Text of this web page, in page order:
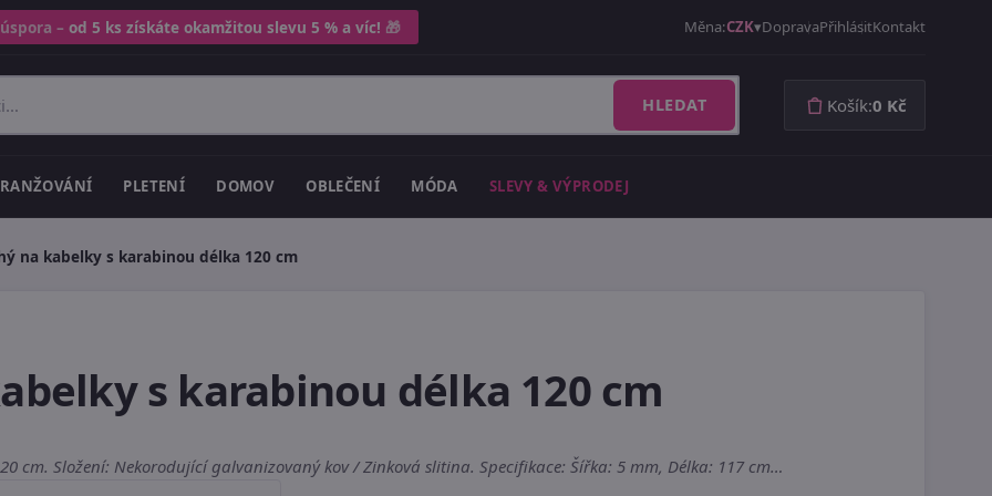
– od 5 ks získáte okamžitou slevu 5 % a víc! 🎁 Měna:CZK DopravaPřihlásitKontakt
HLEDAT Košík:0 Kč
PLETENÍ DOMOV OBLEČENÍ MÓDA SLEVY & VÝPRODEJ
na kabelky s karabinou délka 120 cm
s karabinou délka 120 cm
cm. Složení: Nekorodující galvanizovaný kov / Zinková slitina. Specifikace: Šířka: 5 mm, Délka: 117 cm…